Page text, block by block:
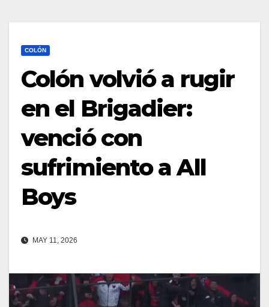
COLÓN
Colón volvió a rugir
en el Brigadier:
venció con
sufrimiento a All
Boys
MAY 11, 2026